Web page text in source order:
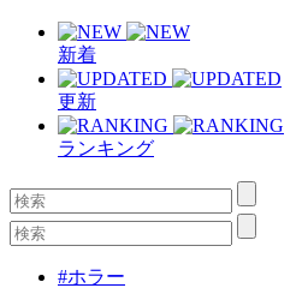
新着
更新
ランキング
#ホラー